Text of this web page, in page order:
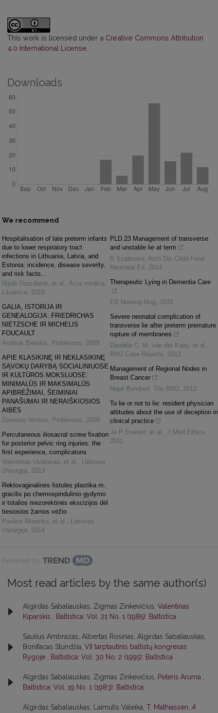
This work is licensed under a Creative Commons Attribution
4.0 International License
Downloads
We recommend
Hospitalisation of late preterm infants
due to lower respiratory tract
infections in Lithuania, Latvia, and
Estonia: incidence, disease severity,
and risk facto...
Nijolė Drazdienė, et al. , Acta medica
Lituanica, 2018
GALIA, ISTORIJA IR
GENEALOGIJA: FRIEDRICHAS
NIETZSCHE IR MICHELIS
FOUCAULT
Andrius Bielskis, Problemos, 2009
APIE KLASIKINĘ IR NEKLASIKINĘ
SĄVOKŲ DARYBĄ SOCIALINIUOSE
IR KULTŪROS MOKSLUOSE:
MINIMALŪS IR MAKSIMALŪS
APIBRĖŽIMAI, ŠEIMINIAI
PANAŠUMAI IR NERAIŠKIOSIOS
AIBĖS
Zenonas Norkus, Problemos, 2009
Percutaneous iliosacral screw fixation
for posterior pelvic ring injuries: the
first experience, complicatons
Valentinas Uvarovas, et al. , Lietuvos
chirurgija, 2013
Rektovaginalinės fistulės plastika m.
gracilis po chemospindulinio gydymo
ir totalios mezorektinės ekscizijos dėl
tiesiosios žarnos vėžio
Paulius Misenko, et al. , Lietuvos
chirurgija, 2014
PLD.23 Management of transverse
and unstable lie at term
R Szaboova, Arch Dis Child Fetal
Neonatal Ed , 2014
Therapeutic Lying in Dementia Care
EB Nursing blog, 2015
Severe neonatal complication of
transverse lie after preterm premature
rupture of membranes
Daniëlle C. M. van der Kaay, et al. ,
BMJ Case Reports, 2013
Management of Regional Nodes in
Breast Cancer
Nigel Bundred , The BMJ, 2013
To lie or not to lie: resident physician
attitudes about the use of deception in
clinical practice
Jo P Everett, et al. , J Med Ethics,
2011
Powered by
Most read articles by the same author(s)
Algirdas Sabaliauskas, Zigmas Zinkevičius, Valentinas
Kiparskis
Baltistica: Vol. 21 No. 1 (1985): Baltistica
Saulius Ambrazas, Albertas Rosinas, Algirdas Sabaliauskas,
Bonifacas Stundžia, VII tarptautinis baltistų kongresas
Rygoje
Baltistica: Vol. 30 No. 2 (1995): Baltistica
Algirdas Sabaliauskas, Zigmas Zinkevičius, Pėteris Aruma
Baltistica: Vol. 19 No. 1 (1983): Baltistica
Algirdas Sabaliauskas, Laimutis Valeika, T. Mathiassen, A